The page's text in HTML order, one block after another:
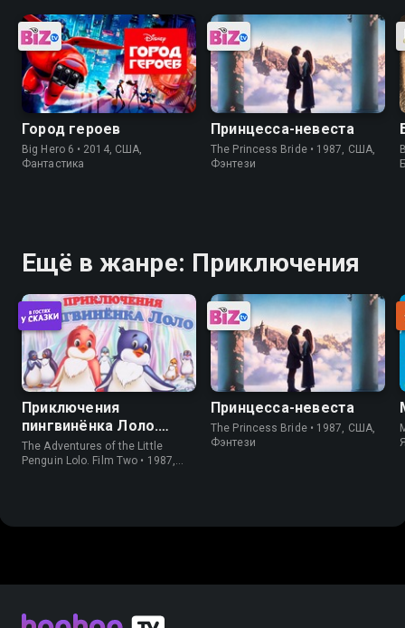
Город героев
Big Hero 6 • 2014, США,
Фантастика
Принцесса-невеста
The Princess Bride • 1987, США,
Фэнтези
Ещё в жанре: Приключения
Приключения
пингвинёнка Лоло.
Фильм второй
The Adventures of the Little
Penguin Lolo. Film Two • 1987,
Принцесса-невеста
The Princess Bride • 1987, США,
Фэнтези